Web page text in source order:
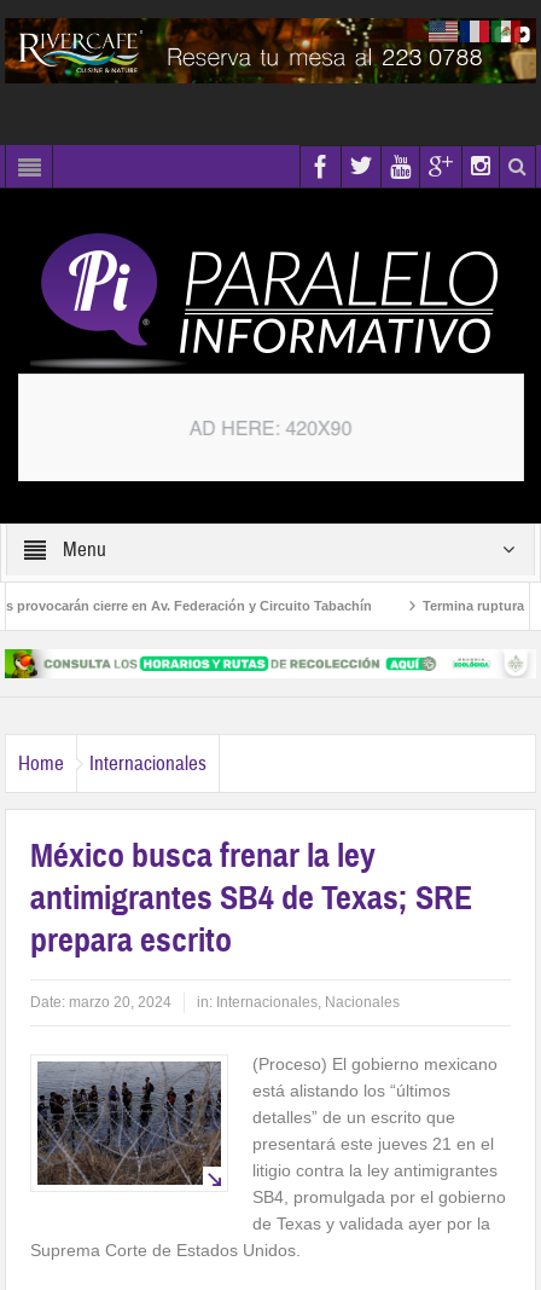
Menu
cierre en Av. Federación y Circuito Tabachín Termina ruptura
del robo a Karely Ruiz
Home Internacionales
México busca frenar la ley
antimigrantes SB4 de Texas; SRE
prepara escrito
Date: marzo 20, 2024 in: Internacionales, Nacionales
(Proceso) El gobierno mexicano
está alistando los “últimos
detalles” de un escrito que
presentará este jueves 21 en el
litigio contra la ley antimigrantes
SB4, promulgada por el gobierno
de Texas y validada ayer por la
Suprema Corte de Estados Unidos.